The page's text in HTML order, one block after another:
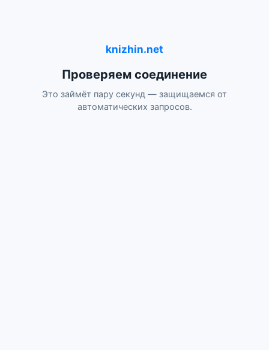
knizhin.net
Проверяем соединение
Это займёт пару секунд — защищаемся от
автоматических запросов.